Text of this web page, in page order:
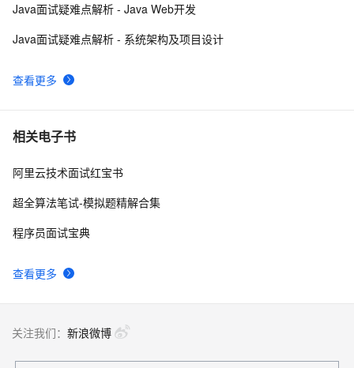
10【Spring Boot自动装配原理详解与常见面试题】—— 每
查看更多
Java面试疑难点解析 - Java Web开发
Java面试疑难点解析 - 系统架构及项目设计
相关电子书
查看更多
阿里云技术面试红宝书
超全算法笔试-模拟题精解合集
程序员面试宝典
关注我们： 新浪微博